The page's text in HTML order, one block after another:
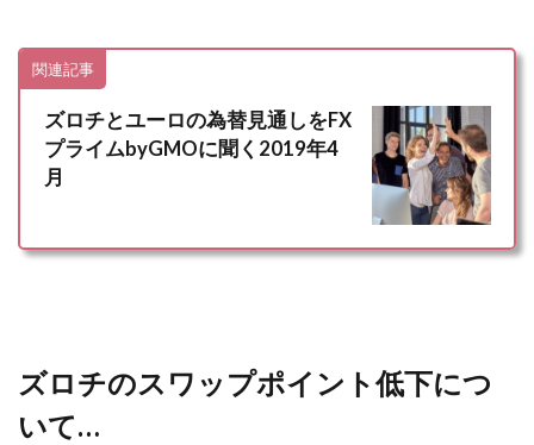
関連記事
ズロチとユーロの為替見通しをFX
プライムbyGMOに聞く2019年4
月
ズロチのスワップポイント低下につ
いて…